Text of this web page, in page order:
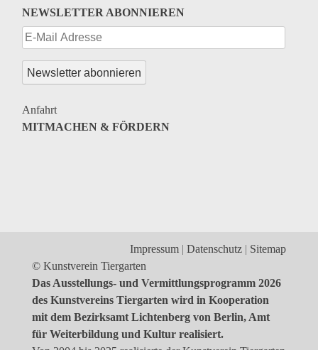
Künstler*innen
Genres
Veranstaltungsformate
NEWSLETTER ABONNIEREN
Anfahrt
MITMACHEN & FÖRDERN
Impressum Datenschutz
Sitemap
© Kunstverein Tiergarten
Das Ausstellungs- und Vermittlungsprogramm 2026
des Kunstvereins Tiergarten wird in Kooperation
mit dem Bezirksamt Lichtenberg von Berlin, Amt
für Weiterbildung und Kultur realisiert.